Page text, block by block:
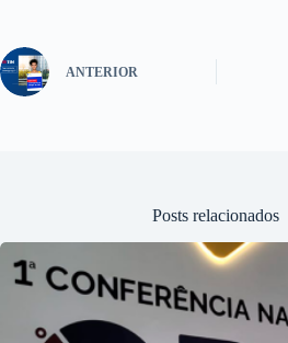
ANTERIOR
Posts relacionados